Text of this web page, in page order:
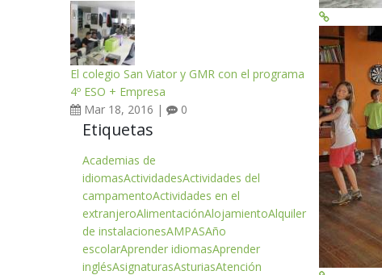
El colegio San Viator y GMR con el programa
4º ESO + Empresa
Mar 18, 2016 |
0
Etiquetas
Academias de
idiomasActividadesActividades del
campamentoActividades en el
extranjeroAlimentaciónAlojamientoAlquiler
de instalacionesAMPASAño
escolarAprender idiomasAprender
inglésAsignaturasAsturiasAtención